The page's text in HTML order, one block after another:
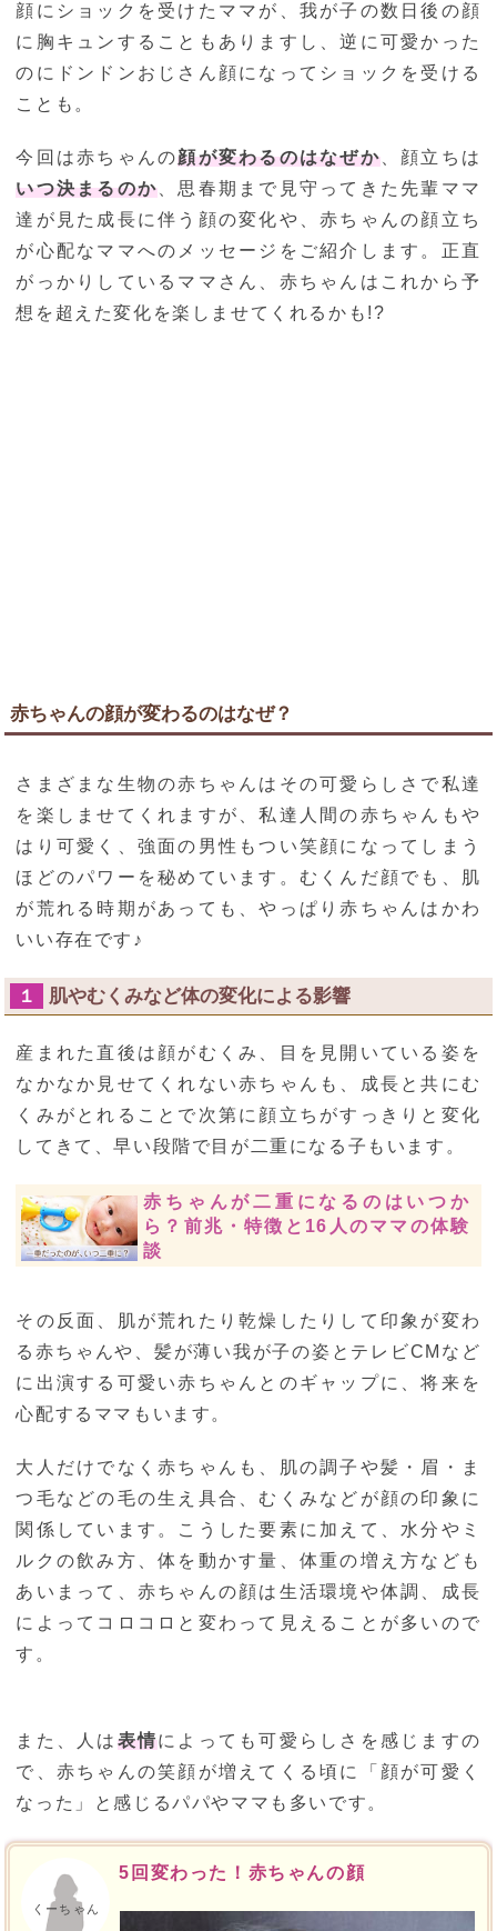
顔にショックを受けたママが、我が子の数日後の顔
に胸キュンすることもありますし、逆に可愛かった
のにドンドンおじさん顔になってショックを受ける
ことも。
今回は赤ちゃんの顔が変わるのはなぜか、顔立ちは
いつ決まるのか 、思春期まで見守ってきた先輩ママ
達が見た成長に伴う顔の変化や、赤ちゃんの顔立ち
が心配なママへのメッセージをご紹介します。正直
がっかりしているママさん、赤ちゃんはこれから予
想を超えた変化を楽しませてくれるかも!?
赤ちゃんの顔が変わるのはなぜ？
さまざまな生物の赤ちゃんはその可愛らしさで私達
を楽しませてくれますが、私達人間の赤ちゃんもや
はり可愛く、強面の男性もつい笑顔になってしまう
ほどのパワーを秘めています。むくんだ顔でも、肌
が荒れる時期があっても、やっぱり赤ちゃんはかわ
いい存在です♪
１ 肌やむくみなど体の変化による影響
産まれた直後は顔がむくみ、目を見開いている姿を
なかなか見せてくれない赤ちゃんも、成長と共にむ
くみがとれることで次第に顔立ちがすっきりと変化
してきて、早い段階で目が二重になる子もいます。
赤ちゃんが二重になるのはいつか
ら？前兆・特徴と16人のママの体験
談
その反面、肌が荒れたり乾燥したりして印象が変わ
る赤ちゃんや、髪が薄い我が子の姿とテレビCMなど
に出演する可愛い赤ちゃんとのギャップに、将来を
心配するママもいます。
大人だけでなく赤ちゃんも、肌の調子や髪・眉・ま
つ毛などの毛の生え具合、むくみなどが顔の印象に
関係しています。こうした要素に加えて、水分やミ
ルクの飲み方、体を動かす量、体重の増え方なども
あいまって、赤ちゃんの顔は生活環境や体調、成長
によってコロコロと変わって見えることが多いので
す。
また、人は 表情によっても可愛らしさを感じますの
で、赤ちゃんの笑顔が増えてくる頃に「顔が可愛く
なった」と感じるパパやママも多いです。
くーちゃん
5回変わった！赤ちゃんの顔